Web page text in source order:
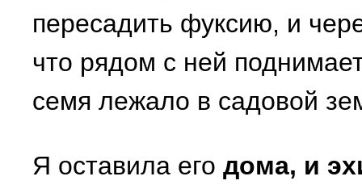
пересадить фуксию, и
что рядом с ней
семя лежало в садовой
Я оставила его дома, и